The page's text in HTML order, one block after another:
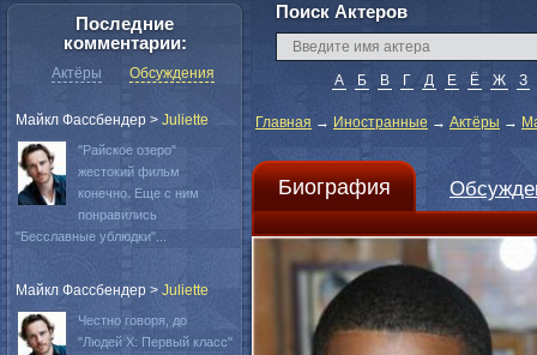
Поиск Актеров
А Б В Г Д Е Ё Ж З
Главная → Иностранные → Актёры →
Биография
Последние
комментарии:
Актёры Обсуждения
Майкл Фассбендер > Juliette
"Райское озеро"
жестокий фильм
конечно. Еще с ним
понравились
"Бесславные ублюдки"...
Майкл Фассбендер > Juliette
Честно говоря, до
"Людей Х: Первый класс"